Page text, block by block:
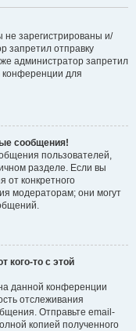
зарегистрированы и/
запретил отправку
администратор запретил
конференции для
сообщения!
пользователей,
разделе. Если вы
от конкретного
модераторам; они могут
кого-то с этой
данной конференции
отслеживания
Отправьте email-
копией полученного